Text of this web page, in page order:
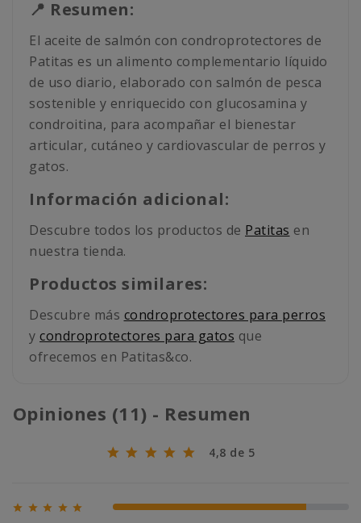
📍 Resumen:
El aceite de salmón con condroprotectores de
Patitas es un alimento complementario líquido
de uso diario, elaborado con salmón de pesca
sostenible y enriquecido con glucosamina y
condroitina, para acompañar el bienestar
articular, cutáneo y cardiovascular de perros y
gatos.
Información adicional:
Descubre todos los productos de Patitas en
nuestra tienda.
Productos similares:
Descubre más condroprotectores para perros
y condroprotectores para gatos que
ofrecemos en Patitas&co.
Opiniones (11) - Resumen
4,8 de 5
     82% (9)